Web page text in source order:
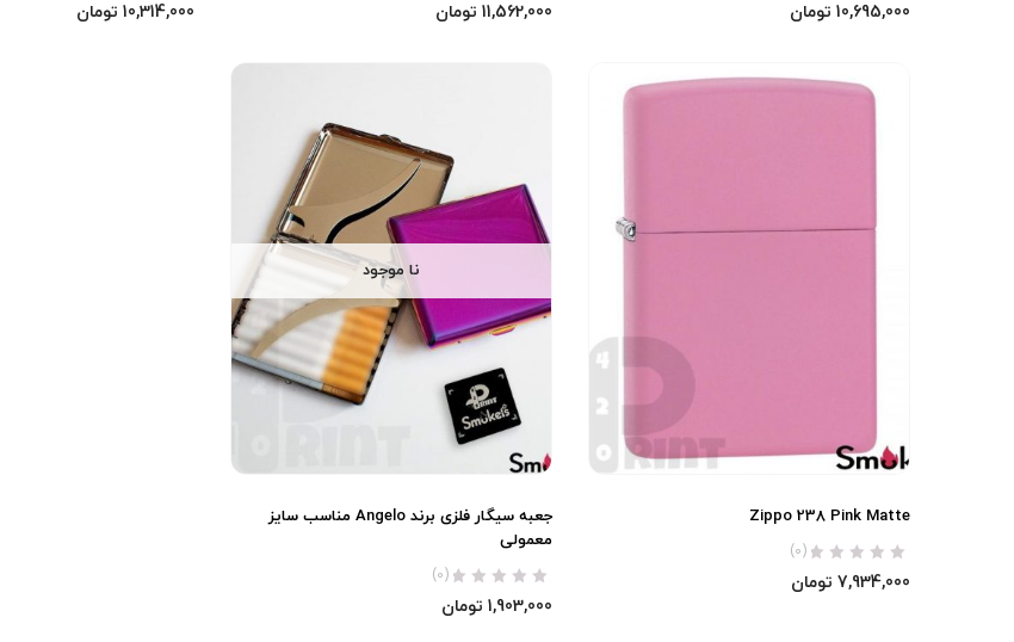
10,695,000 تومان 11,562,000 تومان 10,314,000 تومان
Zippo 238 Pink Matte
(0)
7,934,000 تومان
نا موجود
جعبه سیگار فلزی برند Angelo مناسب سایز
معمولی
(0)
1,903,000 تومان